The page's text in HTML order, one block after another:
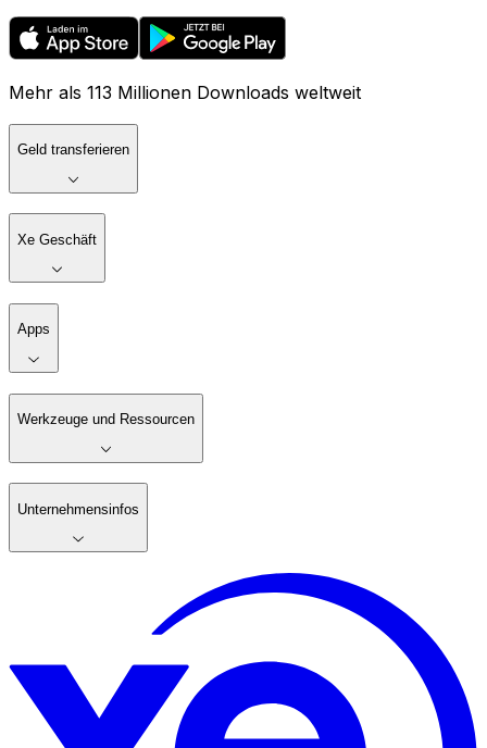
Mehr als 113 Millionen Downloads weltweit
Geld transferieren
Xe Geschäft
Apps
Werkzeuge und Ressourcen
Unternehmensinfos